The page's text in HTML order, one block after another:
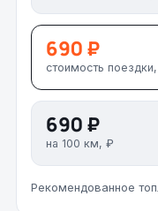
690 ₽
стоимость
690 ₽
на 100 км, ₽
Рекомендованное